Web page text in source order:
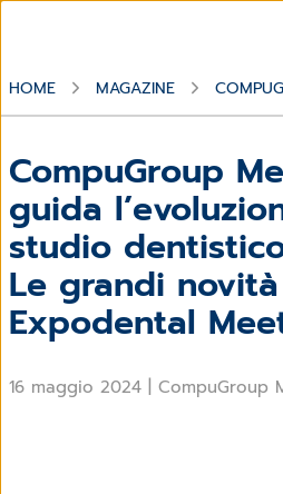
HOME MAGAZINE
CompuGroup
guida
studio
Le grandi
Expodental
16 maggio 2024 CompuGroup